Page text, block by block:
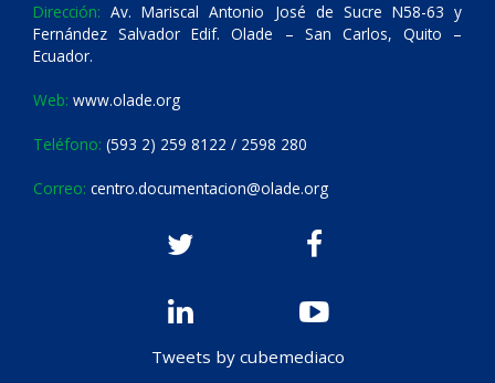
Dirección: Av. Mariscal Antonio José de Sucre N58-63 y
Fernández Salvador Edif. Olade – San Carlos, Quito –
Ecuador.
Web: www.olade.org
Teléfono: (593 2) 259 8122 / 2598 280
Correo: centro.documentacion@olade.org
Tweets by cubemediaco